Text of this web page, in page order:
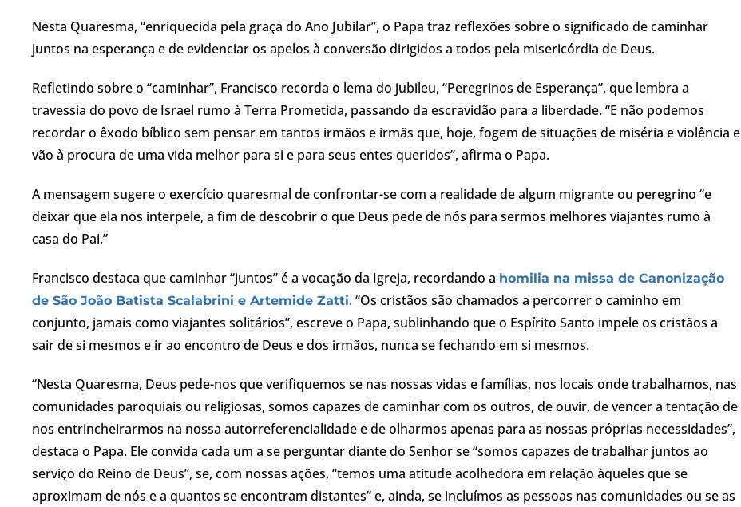
Nesta Quaresma, “enriquecida pela graça do Ano Jubilar”, o Papa traz reflexões sobre o significado de caminhar
juntos na esperança e de evidenciar os apelos à conversão dirigidos a todos pela misericórdia de Deus.
Refletindo sobre o “caminhar”, Francisco recorda o lema do jubileu, “Peregrinos de Esperança”, que lembra a
travessia do povo de Israel rumo à Terra Prometida, passando da escravidão para a liberdade. “E não podemos
recordar o êxodo bíblico sem pensar em tantos irmãos e irmãs que, hoje, fogem de situações de miséria e violência e
vão à procura de uma vida melhor para si e para seus entes queridos”, afirma o Papa.
A mensagem sugere o exercício quaresmal de confrontar-se com a realidade de algum migrante ou peregrino “e
deixar que ela nos interpele, a fim de descobrir o que Deus pede de nós para sermos melhores viajantes rumo à
casa do Pai.”
Francisco destaca que caminhar “juntos” é a vocação da Igreja, recordando a homilia na missa de Canonização
de São João Batista Scalabrini e Artemide Zatti. “Os cristãos são chamados a percorrer o caminho em
conjunto, jamais como viajantes solitários”, escreve o Papa, sublinhando que o Espírito Santo impele os cristãos a
sair de si mesmos e ir ao encontro de Deus e dos irmãos, nunca se fechando em si mesmos.
“Nesta Quaresma, Deus pede-nos que verifiquemos se nas nossas vidas e famílias, nos locais onde trabalhamos, nas
comunidades paroquiais ou religiosas, somos capazes de caminhar com os outros, de ouvir, de vencer a tentação de
nos entrincheirarmos na nossa autorreferencialidade e de olharmos apenas para as nossas próprias necessidades”,
destaca o Papa. Ele convida cada um a se perguntar diante do Senhor se “somos capazes de trabalhar juntos ao
serviço do Reino de Deus”, se, com nossas ações, “temos uma atitude acolhedora em relação àqueles que se
aproximam de nós e a quantos se encontram distantes” e, ainda, se incluímos as pessoas nas comunidades ou se as